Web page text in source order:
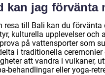
kan jag förvänta
resa till Bali kan du
kulturella upplevelser
på vattensporter som
i traditionella
att vandra i vulkaner,
behandlingar eller yoga-